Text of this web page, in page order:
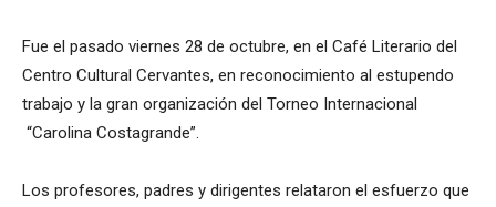
Fue el pasado viernes 28 de octubre, en el Café Literario del
Centro Cultural Cervantes, en reconocimiento al estupendo
trabajo y la gran organización del Torneo Internacional
“Carolina Costagrande”.
Los profesores, padres y dirigentes relataron el esfuerzo que